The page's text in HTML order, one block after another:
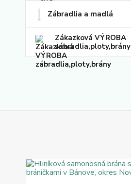
Zábradlia a madlá
Zákazková VÝROBA
zábradlia,ploty,brány